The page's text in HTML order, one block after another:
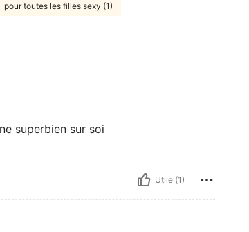
pour toutes les filles sexy (1)
superbien sur soi
Utile (1)